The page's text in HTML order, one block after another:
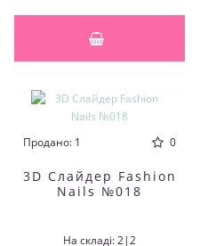
Продано: 1 0
3D Слайдер Fashion
Nails №018
На складі: 2|2